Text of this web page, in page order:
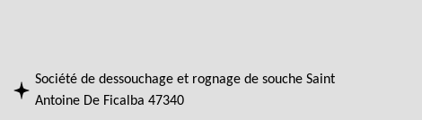
Société de dessouchage et rognage de souche Saint
Antoine De Ficalba 47340